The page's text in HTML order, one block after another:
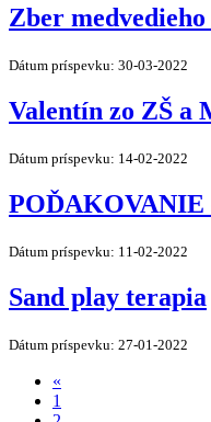
Zber medvedieho
Dátum príspevku: 30-03-2022
Valentín zo ZŠ a
Dátum príspevku: 14-02-2022
POĎAKOVANIE
Dátum príspevku: 11-02-2022
Sand play terapia
Dátum príspevku: 27-01-2022
«
1